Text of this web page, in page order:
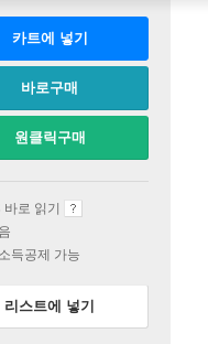
카트에 넣기
바로구매
원클릭구매
바로 읽기
득공제 가능
리스트에 넣기